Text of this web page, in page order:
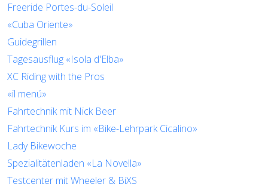
Freeride Portes-du-Soleil
«Cuba Oriente»
Guidegrillen
Tagesausflug «Isola d'Elba»
XC Riding with the Pros
«il menú»
Fahrtechnik mit Nick Beer
Fahrtechnik Kurs im «Bike-Lehrpark Cicalino»
Lady Bikewoche
Spezialitätenladen «La Novella»
Testcenter mit Wheeler & BiXS